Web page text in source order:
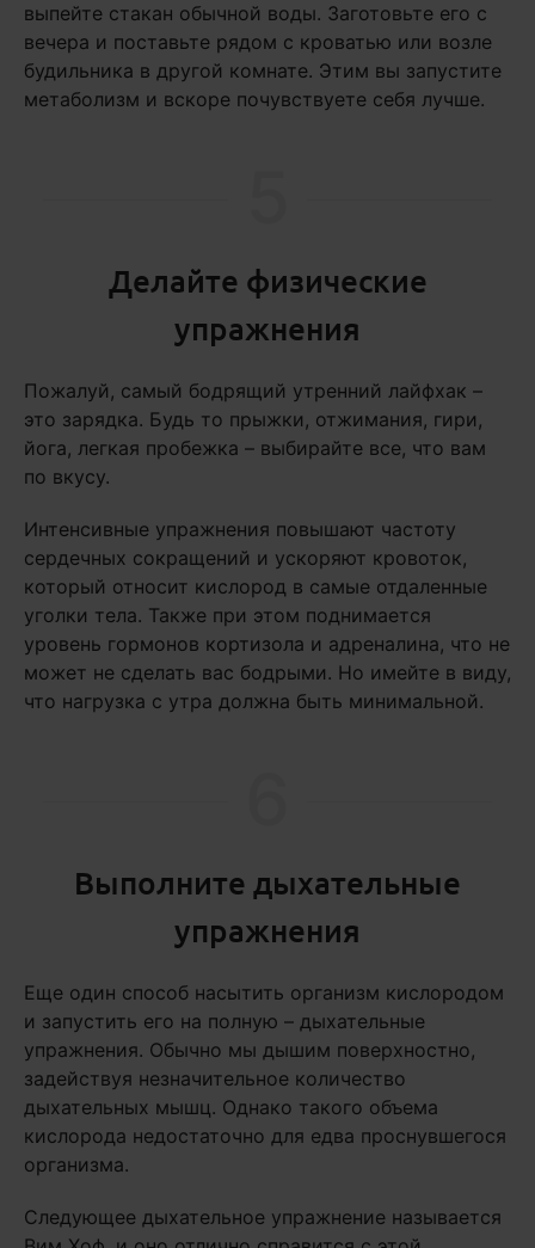
выпейте стакан обычной воды. Заготовьте его с
вечера и поставьте рядом с кроватью или возле
будильника в другой комнате. Этим вы запустите
метаболизм и вскоре почувствуете себя лучше.
Делайте физические
упражнения
Пожалуй, самый бодрящий утренний лайфхак –
это зарядка. Будь то прыжки, отжимания, гири,
йога, легкая пробежка – выбирайте все, что вам
по вкусу.
Интенсивные упражнения повышают частоту
сердечных сокращений и ускоряют кровоток,
который относит кислород в самые отдаленные
уголки тела. Также при этом поднимается
уровень гормонов кортизола и адреналина, что не
может не сделать вас бодрыми. Но имейте в виду,
что нагрузка с утра должна быть минимальной.
Выполните дыхательные
упражнения
Еще один способ насытить организм кислородом
и запустить его на полную – дыхательные
упражнения. Обычно мы дышим поверхностно,
задействуя незначительное количество
дыхательных мышц. Однако такого объема
кислорода недостаточно для едва проснувшегося
организма.
Следующее дыхательное упражнение называется